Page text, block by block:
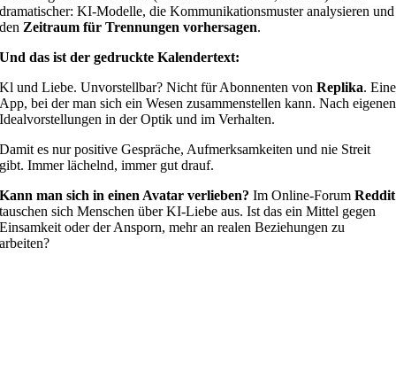
dramatischer: KI-Modelle, die Kommunikationsmuster analysieren und
den Zeitraum für Trennungen vorhersagen.
Und das ist der gedruckte Kalendertext:
Kl und Liebe. Unvorstellbar? Nicht für Abonnenten vonReplika. Eine
App, bei der man sich ein Wesen zusammenstellen kann. Nach eigenen
Idealvorstellungen in der Optik und im Verhalten.
Damit es nur positive Gespräche, Aufmerksamkeiten und nie Streit
gibt. Immer lächelnd, immer gut drauf.
Kann man sich in einen Avatar verlieben? Im Online-ForumReddit
tauschen sich Menschen über KI-Liebe aus. Ist das ein Mittel gegen
Einsamkeit oder der Ansporn, mehr an realen Beziehungen zu
arbeiten?